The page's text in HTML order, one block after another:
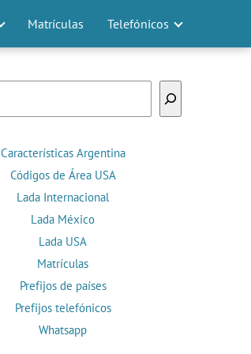
Matrículas Telefónicos
Características Argentina
Códigos de Área USA
Lada Internacional
Lada México
Lada USA
Matrículas
Prefijos de países
Prefijos telefónicos
Whatsapp